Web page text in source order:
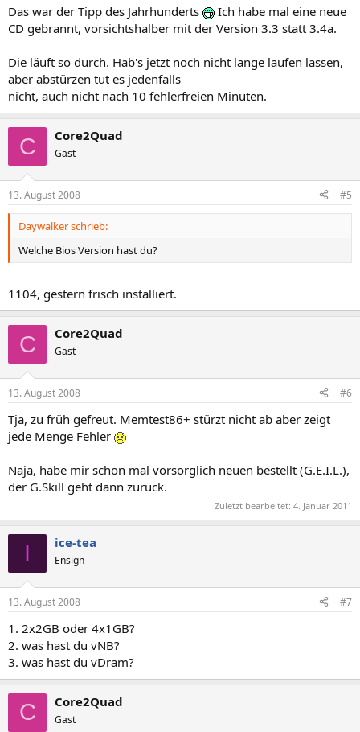
Das war der Tipp des Jahrhunderts
Ich habe mal eine neue
CD gebrannt, vorsichtshalber mit der Version 3.3 statt 3.4a.
Die läuft so durch. Hab's jetzt noch nicht lange laufen lassen,
aber abstürzen tut es jedenfalls
nicht, auch nicht nach 10 fehlerfreien Minuten.
C Core2Quad
Gast
13. August 2008 #5
Daywalker schrieb:
Welche Bios Version hast du?
1104, gestern frisch installiert.
C Core2Quad
Gast
13. August 2008 #6
Tja, zu früh gefreut. Memtest86+ stürzt nicht ab aber zeigt
jede Menge Fehler
Naja, habe mir schon mal vorsorglich neuen bestellt (G.E.I.L.),
der G.Skill geht dann zurück.
Zuletzt bearbeitet: 4. Januar 2011
I ice-tea
Ensign
13. August 2008 #7
1. 2x2GB oder 4x1GB?
2. was hast du vNB?
3. was hast du vDram?
C Core2Quad
Gast